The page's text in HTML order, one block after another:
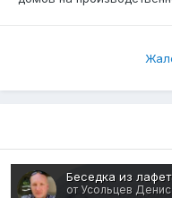
Беседка из
от Усольцев Денис